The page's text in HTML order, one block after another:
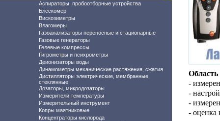
Аспираторы, пробоотборные устройства
Блескомер
Вискозиметры
Влагомеры
Газоанализаторы переносные и стационарные
Газовые генераторы
Гелевые компрессы
Гигрометры и психрометры
Деионизаторы воды
Динамометры механические растяжения, сжатия
Дистилляторы электрические, мембранные,
стеклянные
Дозаторы, микродозаторы
Измерители температуры
Измерительный инструмент
Копры маятниковые
Концентраторы кислорода
Область
-
-
-
- оценка